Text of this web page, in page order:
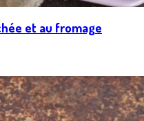
et au fromage